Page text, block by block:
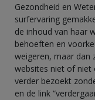
Gezondheid en
surfervaring
de inhoud van haar
behoeften en
weigeren, maar dan
websites niet of niet
verder bezoekt
en de link